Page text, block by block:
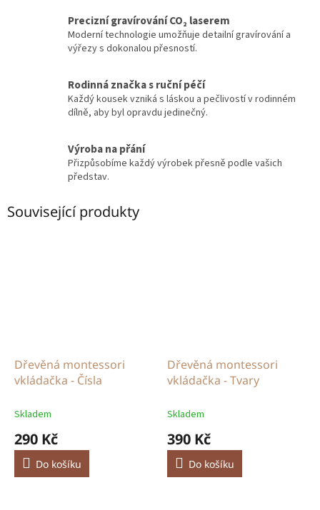
Precizní gravírování CO₂ laserem
Moderní technologie umožňuje detailní gravírování a
výřezy s dokonalou přesností.
Rodinná značka s ruční péčí
Každý kousek vzniká s láskou a pečlivostí v rodinném
dílně, aby byl opravdu jedinečný.
Výroba na přání
Přizpůsobíme každý výrobek přesně podle vašich
představ.
Související produkty
Dřevěná montessori
vkládačka - Čísla
Skladem
290 Kč
Do košíku
Dřevěná montessori
vkládačka - Tvary
Skladem
390 Kč
Do košíku